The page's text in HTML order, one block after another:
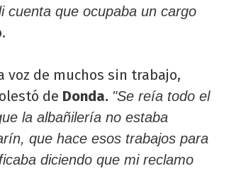
cuenta que ocupaba un cargo
voz de muchos sin trabajo,
de Donda. "Se reía todo el
la albañilería no estaba
que hace esos trabajos para
diciendo que mi reclamo